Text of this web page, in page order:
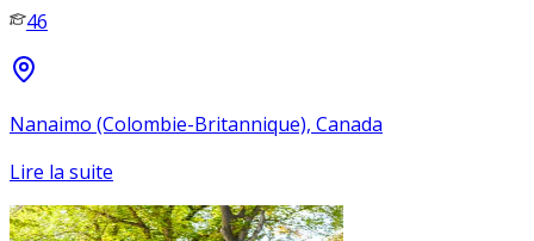
46
Nanaimo (Colombie-Britannique), Canada
Lire la suite